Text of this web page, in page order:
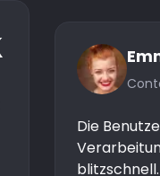
Die